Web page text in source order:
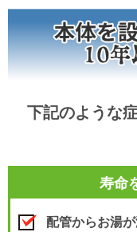
下記のような
寿命
配管からお湯